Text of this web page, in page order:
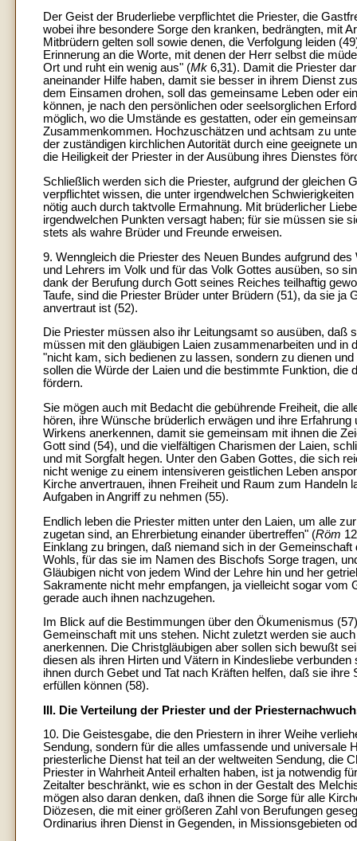
Der Geist der Bruderliebe verpflichtet die Priester, die
wobei ihre besondere Sorge den kranken, bedrängten, mit
Mitbrüdern gelten soll sowie denen, die Verfolgung leiden
Erinnerung an die Worte, mit denen der Herr selbst die
Ort und ruht ein wenig aus" (Mk 6,31). Damit die Priester
aneinander Hilfe haben, damit sie besser in ihrem Dienst
dem Einsamen drohen, soll das gemeinsame Leben oder
können, je nach den persönlichen oder seelsorglichen
möglich, wo die Umstände es gestatten, oder ein
Zusammenkommen. Hochzuschätzen und achtsam zu
der zuständigen kirchlichen Autorität durch eine geeignete
die Heiligkeit der Priester in der Ausübung ihres Dienstes
Schließlich werden sich die Priester, aufgrund der gleichen
verpflichtet wissen, die unter irgendwelchen
nötig auch durch taktvolle Ermahnung. Mit brüderlicher
irgendwelchen Punkten versagt haben; für sie müssen sie
stets als wahre Brüder und Freunde erweisen.
9. Wenngleich die Priester des Neuen Bundes aufgrund
und Lehrers im Volk und für das Volk Gottes ausüben, so
dank der Berufung durch Gott seines Reiches teilhaftig
Taufe, sind die Priester Brüder unter Brüdern (51), da sie ja
anvertraut ist (52).
Die Priester müssen also ihr Leitungsamt so ausüben,
müssen mit den gläubigen Laien zusammenarbeiten und
"nicht kam, sich bedienen zu lassen, sondern zu dienen
sollen die Würde der Laien und die bestimmte Funktion,
fördern.
Sie mögen auch mit Bedacht die gebührende Freiheit, die
hören, ihre Wünsche brüderlich erwägen und ihre
Wirkens anerkennen, damit sie gemeinsam mit ihnen die
Gott sind (54), und die vielfältigen Charismen der Laien,
und mit Sorgfalt hegen. Unter den Gaben Gottes, die sich
nicht wenige zu einem intensiveren geistlichen Leben
Kirche anvertrauen, ihnen Freiheit und Raum zum
Aufgaben in Angriff zu nehmen (55).
Endlich leben die Priester mitten unter den Laien, um alle
zugetan sind, an Ehrerbietung einander übertreffen" (Röm
Einklang zu bringen, daß niemand sich in der
Wohls, für das sie im Namen des Bischofs Sorge tragen,
Gläubigen nicht von jedem Wind der Lehre hin und her
Sakramente nicht mehr empfangen, ja vielleicht sogar vom
gerade auch ihnen nachzugehen.
Im Blick auf die Bestimmungen über den Ökumenismus
Gemeinschaft mit uns stehen. Nicht zuletzt werden sie
anerkennen. Die Christgläubigen aber sollen sich bewußt
diesen als ihren Hirten und Vätern in Kindesliebe
ihnen durch Gebet und Tat nach Kräften helfen, daß sie
erfüllen können (58).
III. Die Verteilung der Priester und der
10. Die Geistesgabe, die den Priestern in ihrer Weihe
Sendung, sondern für die alles umfassende und universale
priesterliche Dienst hat teil an der weltweiten Sendung, die
Priester in Wahrheit Anteil erhalten haben, ist ja notwendig
Zeitalter beschränkt, wie es schon in der Gestalt des
mögen also daran denken, daß ihnen die Sorge für alle
Diözesen, die mit einer größeren Zahl von Berufungen
Ordinarius ihren Dienst in Gegenden, in Missionsgebieten